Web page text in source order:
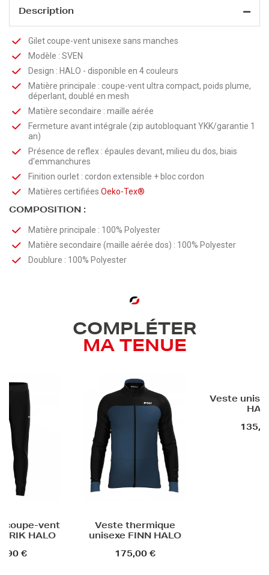
Description
Gilet coupe-vent unisexe sans manches
Modèle : SVEN
Design : HALO - disponible en 4 couleurs
Matière principale : coupe-vent ultra compact, poids plume,
déperlant, doublé en mesh
Matière secondaire : maille aérée
Fermeture avant intégrale (zip autobloquant YKK/garantie 1
an)
Présence de reflex : épaules devant, milieu du dos, biais
d'emmanchures
Finition ourlet : cordon extensible + bloc cordon
Matières certifiées Oeko-Tex®
COMPOSITION :
Matière principale : 100% Polyester
Matière secondaire (maille aérée dos) : 100% Polyester
Doublure : 100% Polyester
COMPLÉTER
MA TENUE
thermique
FINN HALO
€
Veste unisexe VIGGO
HALO
135,00 €
Maillot
unisexe